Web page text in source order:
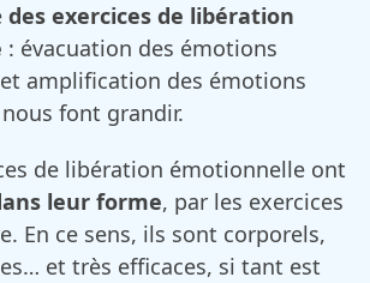
des exercices de libération
: évacuation des émotions
amplification des émotions
font grandir.
de libération émotionnelle ont
leur forme, par les exercices
En ce sens, ils sont corporels,
et très efficaces, si tant est